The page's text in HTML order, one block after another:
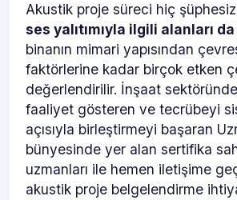
Akustik proje süreci hiç şüphesiz
ses yalıtımıyla ilgili alanları
binanın mimari yapısından
faktörlerine kadar birçok etken
değerlendirilir. İnşaat sektöründe
faaliyet gösteren ve tecrübeyi
açısıyla birleştirmeyi başaran
bünyesinde yer alan sertifika
uzmanları ile hemen iletişime
akustik proje belgelendirme